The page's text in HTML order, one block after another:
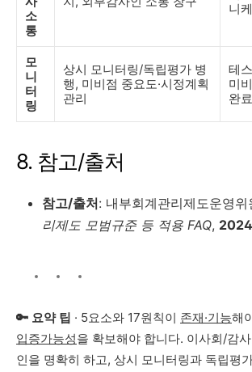
소
통
니
모
니
터
링
상시 모니터링/독립평가 병
행, 미비점 중요도·시정계획
관리
테
미
완
8. 참고/출처
참고/출처: 내부회계관리제도운영위
리제도 모범규준 등 적용 FAQ,
🔑 요약 팁 · 5요소와 17원칙이 존재·기능해
입증가능성을 확보해야 합니다. 이사회/감
인을 명확히 하고, 상시 모니터링과 독립평